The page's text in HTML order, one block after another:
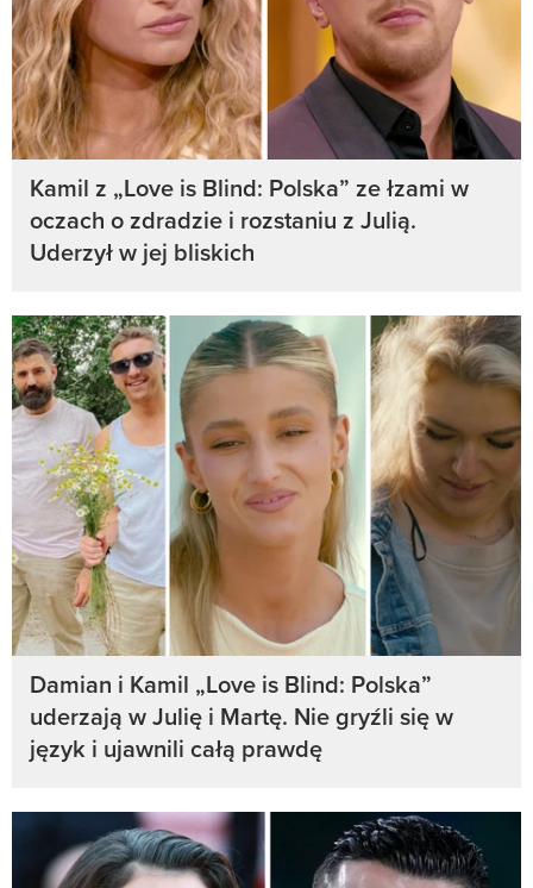
Kamil z „Love is Blind: Polska” ze łzami w
oczach o zdradzie i rozstaniu z Julią.
Uderzył w jej bliskich
Damian i Kamil „Love is Blind: Polska”
uderzają w Julię i Martę. Nie gryźli się w
język i ujawnili całą prawdę